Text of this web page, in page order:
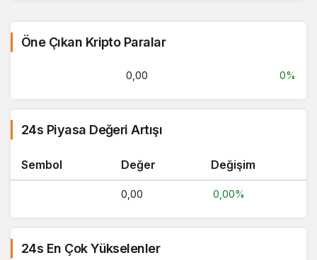
Öne Çıkan Kripto Paralar
0,00 0%
24s Piyasa Değeri Artışı
Sembol Değer Değişim
0,00 0,00%
24s En Çok Yükselenler